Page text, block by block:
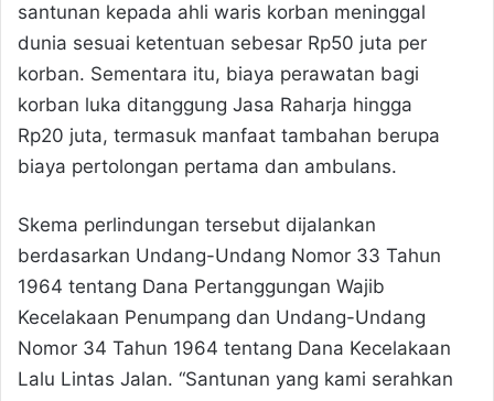
santunan kepada ahli waris korban meninggal
dunia sesuai ketentuan sebesar Rp50 juta per
korban. Sementara itu, biaya perawatan bagi
korban luka ditanggung Jasa Raharja hingga
Rp20 juta, termasuk manfaat tambahan berupa
biaya pertolongan pertama dan ambulans.
Skema perlindungan tersebut dijalankan
berdasarkan Undang-Undang Nomor 33 Tahun
1964 tentang Dana Pertanggungan Wajib
Kecelakaan Penumpang dan Undang-Undang
Nomor 34 Tahun 1964 tentang Dana Kecelakaan
Lalu Lintas Jalan. “Santunan yang kami serahkan